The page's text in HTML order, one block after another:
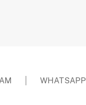
WHATSAPP